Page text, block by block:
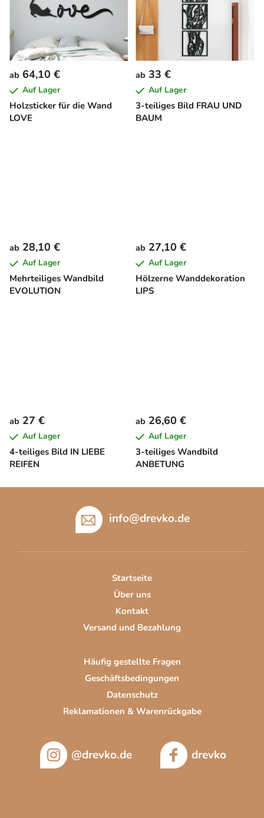
Holzsticker für die Wand
LOVE
ab 64,10 €
Auf Lager
3-teiliges Bild FRAU UND
BAUM
ab 33 €
Auf Lager
Mehrteiliges Wandbild
EVOLUTION
ab 28,10 €
Auf Lager
Hölzerne Wanddekoration
LIPS
ab 27,10 €
Auf Lager
4-teiliges Bild IN LIEBE
REIFEN
ab 27 €
Auf Lager
3-teiliges Wandbild
ANBETUNG
ab 26,60 €
Auf Lager
info@drevko.de
Startseite
Über uns
Kontakt
Versand und Bezahlung
Häufig gestellte Fragen
Geschäftsbedingungen
Datenschutz
Reklamationen & Warenrückgabe
@drevko.de drevko